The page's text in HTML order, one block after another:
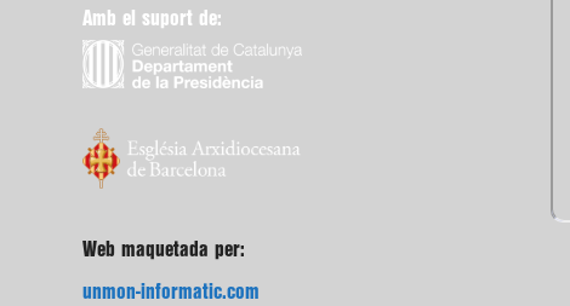
Amb el suport de:
Web maquetada per:
unmon-informatic.com